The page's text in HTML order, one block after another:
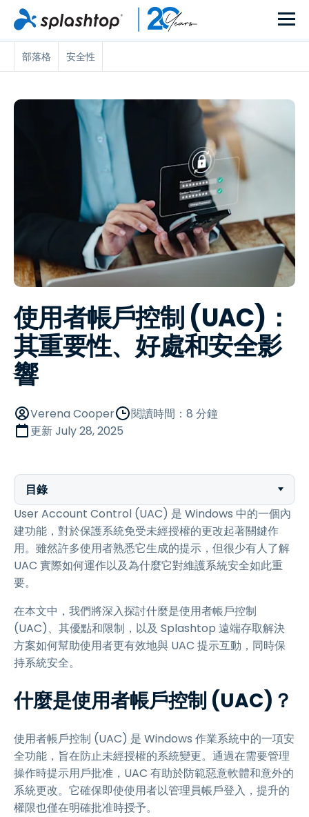
部落格 安全性
使用者帳戶控制 (UAC)：
其重要性、好處和安全影
響
Verena Cooper
閱讀時間：8 分鐘
更新July 28, 2025
目錄
User Account Control (UAC) 是 Windows 中的一個內
建功能，對於保護系統免受未經授權的更改起著關鍵作
用。雖然許多使用者熟悉它生成的提示，但很少有人了解
UAC 實際如何運作以及為什麼它對維護系統安全如此重
要。
在本文中，我們將深入探討什麼是使用者帳戶控制
(UAC)、其優點和限制，以及 Splashtop 遠端存取解決
方案如何幫助使用者更有效地與 UAC 提示互動，同時保
持系統安全。
什麼是使用者帳戶控制 (UAC)？
使用者帳戶控制 (UAC) 是 Windows 作業系統中的一項安
全功能，旨在防止未經授權的系統變更。通過在需要管理
操作時提示用戶批准，UAC 有助於防範惡意軟體和意外的
系統更改。它確保即使使用者以管理員帳戶登入，提升的
權限也僅在明確批准時授予。